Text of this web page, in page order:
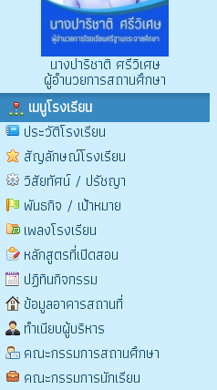
นางปาริชาติ ศรีวิเศษ
ผู้อำนวยการสถานศึกษา
เมนูโรงเรียน
ประวัติโรงเรียน
สัญลักษณ์โรงเรียน
วิสัยทัศน์ / ปรัชญา
พันธกิจ / เป้าหมาย
เพลงโรงเรียน
หลักสูตรที่เปิดสอน
ปฏิทินกิจกรรม
ข้อมูลอาคารสถานที่
ทำเนียบผู้บริหาร
คณะกรรมการสถานศึกษา
คณะกรรมการนักเรียน